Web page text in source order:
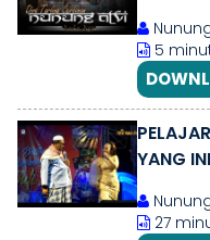
5
YANG
27